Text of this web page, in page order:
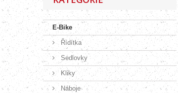
E-Bike
Řídítka
Sedlovky
Kliky
Náboje